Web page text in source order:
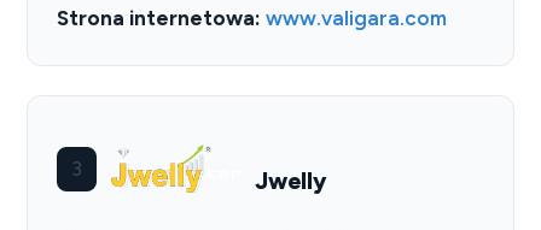
Strona internetowa: www.valigara.com
3 Jwelly